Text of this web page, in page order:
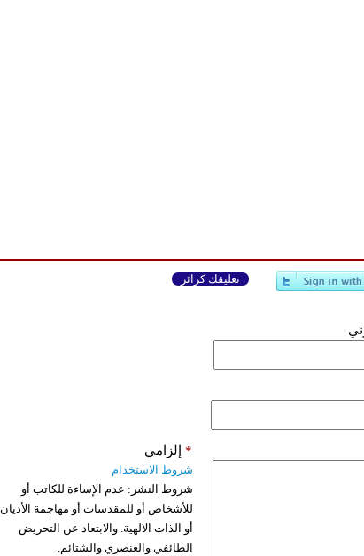
تعليقك كزائر
إلزامي *
شروط الاستخدام
شروط النشر: عدم الإساءة للكاتب أو
للأشخاص أو للمقدسات أو مهاجمة الأديان
أو الذات الالهية. والابتعاد عن التحريض
الطائفي والعنصري والشتائم.